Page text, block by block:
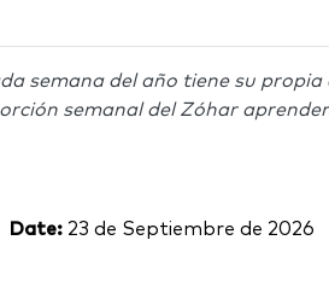
semana del año tiene su
semanal del Zóhar
Date: 23 de Septiembre de 2026